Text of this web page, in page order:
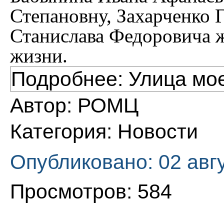
Степановну, Захарченко
Станислава Федоровича
жизни.
Подробнее: Улица
Автор: РОМЦ
Категория: Новости
Опубликовано: 02
Просмотров: 584